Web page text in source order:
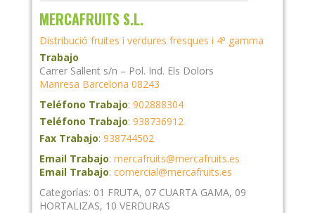
MERCAFRUITS S.L.
Distribució fruites i verdures fresques i 4ª gamma
Trabajo
Carrer Sallent s/n – Pol. Ind. Els Dolors
Manresa Barcelona 08243
Teléfono Trabajo: 902888304
Teléfono Trabajo: 938736912
Fax Trabajo: 938744502
Email Trabajo: mercafruits@mercafruits.es
Email Trabajo: comercial@mercafruits.es
Categorías: 01 FRUTA, 07 CUARTA GAMA, 09
HORTALIZAS, 10 VERDURAS